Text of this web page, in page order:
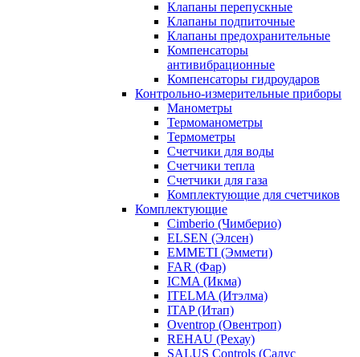
Клапаны перепускные
Клапаны подпиточные
Клапаны предохранительные
Компенсаторы
антивибрационные
Компенсаторы гидроударов
Контрольно-измерительные приборы
Манометры
Термоманометры
Термометры
Счетчики для воды
Счетчики тепла
Счетчики для газа
Комплектующие для счетчиков
Комплектующие
Cimberio (Чимберио)
ELSEN (Элсен)
EMMETI (Эммети)
FAR (Фар)
ICMA (Икма)
ITELMA (Итэлма)
ITAP (Итап)
Oventrop (Овентроп)
REHAU (Рехау)
SALUS Controls (Салус